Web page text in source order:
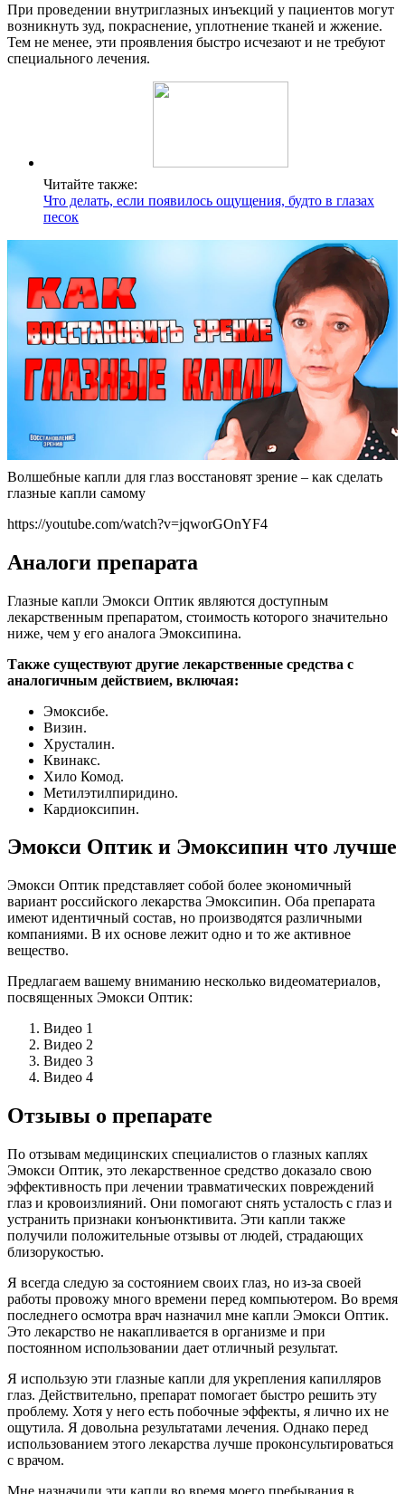
При проведении внутриглазных инъекций у пациентов могут
возникнуть зуд, покраснение, уплотнение тканей и жжение.
Тем не менее, эти проявления быстро исчезают и не требуют
специального лечения.
Читайте также:
Что делать, если появилось ощущения, будто в глазах
песок
Волшебные капли для глаз восстановят зрение – как сделать
глазные капли самому
https://youtube.com/watch?v=jqworGOnYF4
Аналоги препарата
Глазные капли Эмокси Оптик являются доступным
лекарственным препаратом, стоимость которого значительно
ниже, чем у его аналога Эмоксипина.
Также существуют другие лекарственные средства с
аналогичным действием, включая:
Эмоксибе.
Визин.
Хрусталин.
Квинакс.
Хило Комод.
Метилэтилпиридино.
Кардиоксипин.
Эмокси Оптик и Эмоксипин что лучше
Эмокси Оптик представляет собой более экономичный
вариант российского лекарства Эмоксипин. Оба препарата
имеют идентичный состав, но производятся различными
компаниями. В их основе лежит одно и то же активное
вещество.
Предлагаем вашему вниманию несколько видеоматериалов,
посвященных Эмокси Оптик:
Видео 1
Видео 2
Видео 3
Видео 4
Отзывы о препарате
По отзывам медицинских специалистов о глазных каплях
Эмокси Оптик, это лекарственное средство доказало свою
эффективность при лечении травматических повреждений
глаз и кровоизлияний. Они помогают снять усталость с глаз и
устранить признаки конъюнктивита. Эти капли также
получили положительные отзывы от людей, страдающих
близорукостью.
Я всегда следую за состоянием своих глаз, но из-за своей
работы провожу много времени перед компьютером. Во время
последнего осмотра врач назначил мне капли Эмокси Оптик.
Это лекарство не накапливается в организме и при
постоянном использовании дает отличный результат.
Я использую эти глазные капли для укрепления капилляров
глаз. Действительно, препарат помогает быстро решить эту
проблему. Хотя у него есть побочные эффекты, я лично их не
ощутила. Я довольна результатами лечения. Однако перед
использованием этого лекарства лучше проконсультироваться
с врачом.